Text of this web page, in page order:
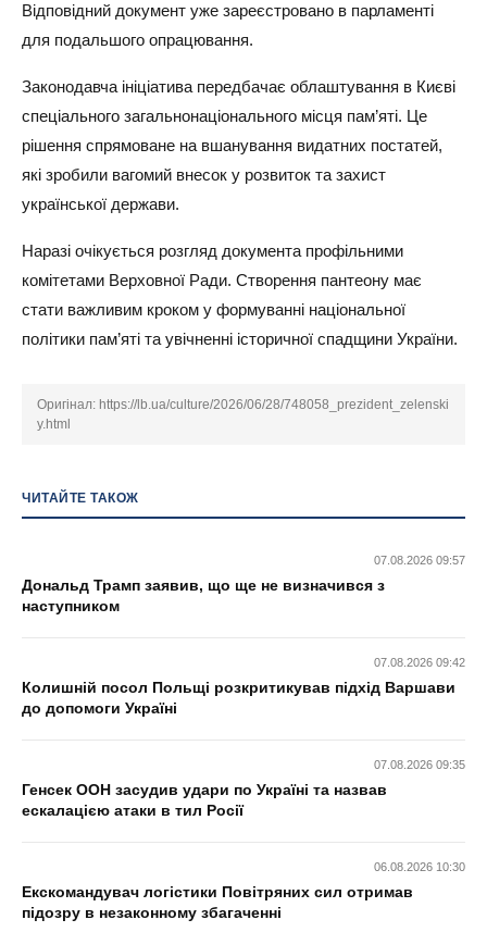
Відповідний документ уже зареєстровано в парламенті
для подальшого опрацювання.
Законодавча ініціатива передбачає облаштування в Києві
спеціального загальнонаціонального місця пам’яті. Це
рішення спрямоване на вшанування видатних постатей,
які зробили вагомий внесок у розвиток та захист
української держави.
Наразі очікується розгляд документа профільними
комітетами Верховної Ради. Створення пантеону має
стати важливим кроком у формуванні національної
політики пам’яті та увічненні історичної спадщини України.
Оригінал: https://lb.ua/culture/2026/06/28/748058_prezident_zelenski
y.html
ЧИТАЙТЕ ТАКОЖ
07.08.2026 09:57
Дональд Трамп заявив, що ще не визначився з
наступником
07.08.2026 09:42
Колишній посол Польщі розкритикував підхід Варшави
до допомоги Україні
07.08.2026 09:35
Генсек ООН засудив удари по Україні та назвав
ескалацією атаки в тил Росії
06.08.2026 10:30
Екскомандувач логістики Повітряних сил отримав
підозру в незаконному збагаченні